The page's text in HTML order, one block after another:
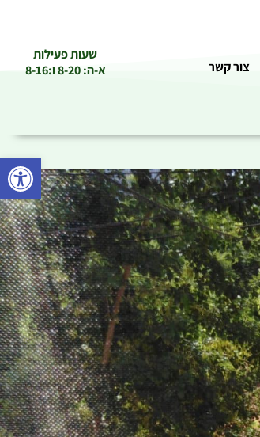
צור קשר
שעות פעילות
א-ה: 8-20 ו:8-16
פתח